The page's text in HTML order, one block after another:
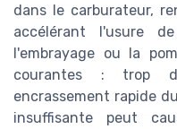
dans le carburateur,
accélérant l'usure
l'embrayage ou la
courantes : trop
encrassement rapide
insuffisante peut